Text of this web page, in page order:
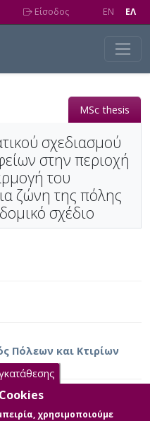
Είσοδος EN EΛ
MSc thesis
σχεδιασμού
στην περιοχή
του
ζώνη της πόλης
σχέδιο
Πόλεων και Κτιρίων
χρησιμοποιούμε